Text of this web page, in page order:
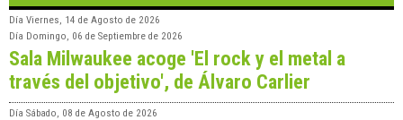
Día Viernes, 14 de Agosto de 2026
Día Domingo, 06 de Septiembre de 2026
Sala Milwaukee acoge 'El rock y el metal a
través del objetivo', de Álvaro Carlier
Día Sábado, 08 de Agosto de 2026